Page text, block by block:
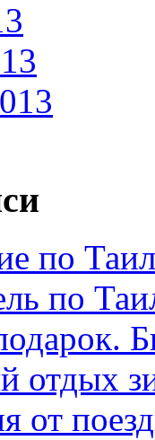
по
по
отдых
от